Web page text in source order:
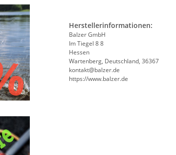
Herstellerinformationen:
Balzer GmbH
Im Tiegel 8 8
Hessen
Wartenberg, Deutschland, 36367
kontakt@balzer.de
https://www.balzer.de